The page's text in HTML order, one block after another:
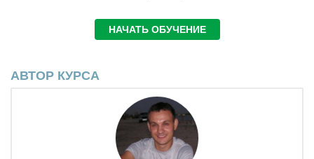
НАЧАТЬ ОБУЧЕНИЕ
АВТОР КУРСА